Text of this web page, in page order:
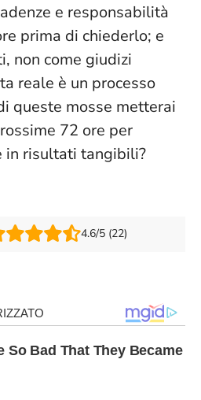
e responsabilità
prima di chiederlo; e
non come giudizi
reale è un processo
queste mosse metterai
72 ore per
in risultati tangibili?
4.6/5 (22)